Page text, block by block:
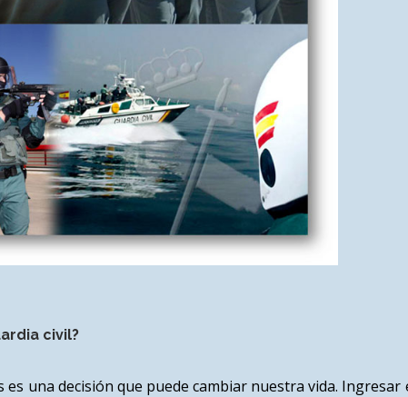
civil?
una decisión que puede cambiar nuestra vida.